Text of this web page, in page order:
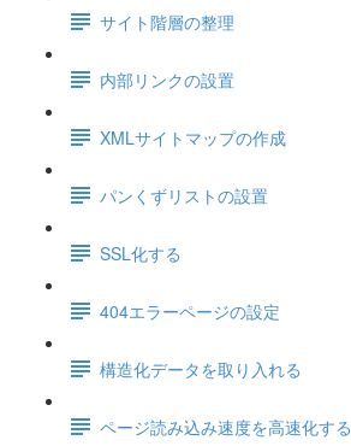
サイト階層の整理
内部リンクの設置
XMLサイトマップの作成
パンくずリストの設置
SSL化する
404エラーページの設定
構造化データを取り入れる
ページ読み込み速度を高速化する